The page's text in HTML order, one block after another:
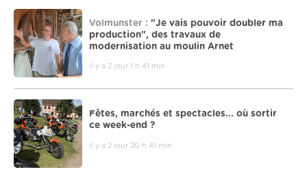
Volmunster : "Je vais pouvoir doubler ma
production", des travaux de
modernisation au moulin Arnet
il y a 2 jour 1 h 41 min
Fêtes, marchés et spectacles... où sortir
ce week-end ?
il y a 2 jour 20 h 41 min